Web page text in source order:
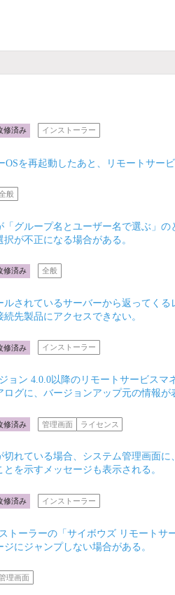
修済み インストーラー
を再起動したあと、リモートサー
般
グループ名とユーザー名で選ぶ」
が不正になる場合がある。
修済み 全般
されているサーバーから返ってく
先製品にアクセスできない。
修済み インストーラー
ョン 4.0.0以降のリモートサービス
グに、バージョンアップ元の情報が
修済み 管理画面 ライセンス
切れている場合、システム管理画面
を示すメッセージも表示される。
修済み インストーラー
トーラーの「サイボウズ リモート
にジャンプしない場合がある。
理画面